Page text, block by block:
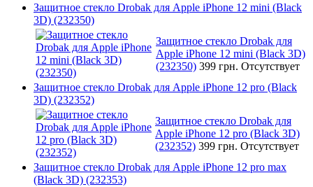
Защитное стекло Drobak для Apple iPhone 12 mini (Black
3D) (232350)
Защитное стекло Drobak для
Apple iPhone 12 mini (Black 3D)
(232350) 399 грн. Отсутствует
Защитное стекло Drobak для Apple iPhone 12 pro (Black
3D) (232352)
Защитное стекло Drobak для
Apple iPhone 12 pro (Black 3D)
(232352) 399 грн. Отсутствует
Защитное стекло Drobak для Apple iPhone 12 pro max
(Black 3D) (232353)